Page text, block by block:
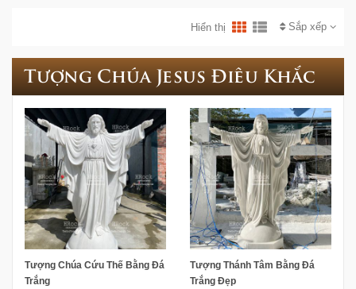
Sắp xếp
Hiển thị
Tượng Chúa Jesus Điêu Khắc
Tượng Chúa Cứu Thế Bằng Đá
Trắng
Tượng Thánh Tâm Bằng Đá
Trắng Đẹp